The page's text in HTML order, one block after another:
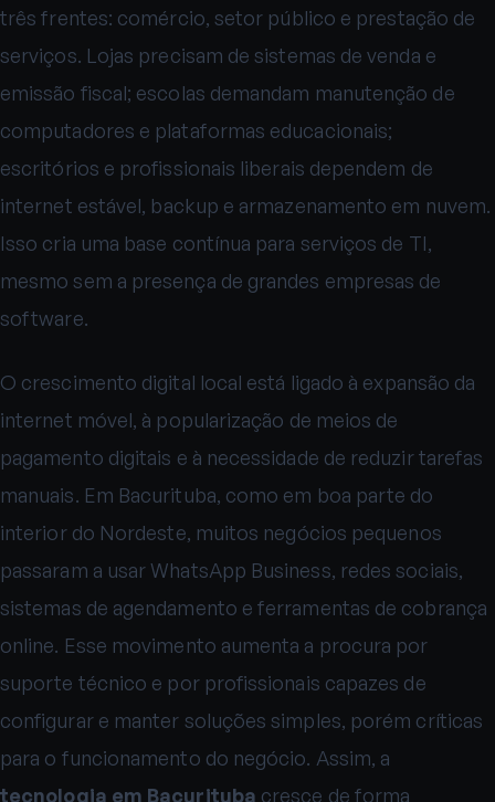
três frentes: comércio, setor público e prestação de
serviços. Lojas precisam de sistemas de venda e
emissão fiscal; escolas demandam manutenção de
computadores e plataformas educacionais;
escritórios e profissionais liberais dependem de
internet estável, backup e armazenamento em nuvem.
Isso cria uma base contínua para serviços de TI,
mesmo sem a presença de grandes empresas de
software.
O crescimento digital local está ligado à expansão da
internet móvel, à popularização de meios de
pagamento digitais e à necessidade de reduzir tarefas
manuais. Em Bacurituba, como em boa parte do
interior do Nordeste, muitos negócios pequenos
passaram a usar WhatsApp Business, redes sociais,
sistemas de agendamento e ferramentas de cobrança
online. Esse movimento aumenta a procura por
suporte técnico e por profissionais capazes de
configurar e manter soluções simples, porém críticas
para o funcionamento do negócio. Assim, a
tecnologia em Bacurituba cresce de forma